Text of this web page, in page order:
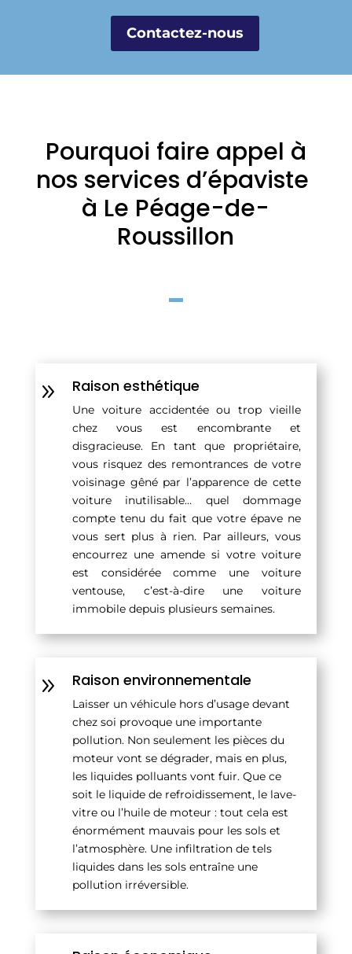
Contactez-nous
Pourquoi faire appel à
nos services d’épaviste
à Le Péage-de-
Roussillon
9 Raison esthétique
Une voiture accidentée ou trop vieille
chez vous est encombrante et
disgracieuse. En tant que propriétaire,
vous risquez des remontrances de votre
voisinage gêné par l’apparence de cette
voiture inutilisable… quel dommage
compte tenu du fait que votre épave ne
vous sert plus à rien. Par ailleurs, vous
encourrez une amende si votre voiture
est considérée comme une voiture
ventouse, c’est-à-dire une voiture
immobile depuis plusieurs semaines.
9 Raison environnementale
Laisser un véhicule hors d’usage devant
chez soi provoque une importante
pollution. Non seulement les pièces du
moteur vont se dégrader, mais en plus,
les liquides polluants vont fuir. Que ce
soit le liquide de refroidissement, le lave-
vitre ou l’huile de moteur : tout cela est
énormément mauvais pour les sols et
l’atmosphère. Une infiltration de tels
liquides dans les sols entraîne une
pollution irréversible.